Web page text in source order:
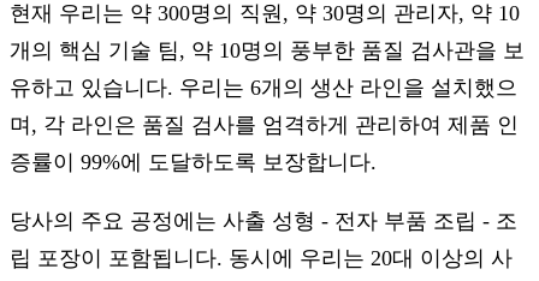
현재 우리는 약 300명의 직원, 약 30명의 관리자, 약 10
개의 핵심 기술 팀, 약 10명의 풍부한 품질 검사관을 보
유하고 있습니다. 우리는 6개의 생산 라인을 설치했으
며, 각 라인은 품질 검사를 엄격하게 관리하여 제품 인
증률이 99%에 도달하도록 보장합니다.
당사의 주요 공정에는 사출 성형 - 전자 부품 조립 - 조
립 포장이 포함됩니다. 동시에 우리는 20대 이상의 사